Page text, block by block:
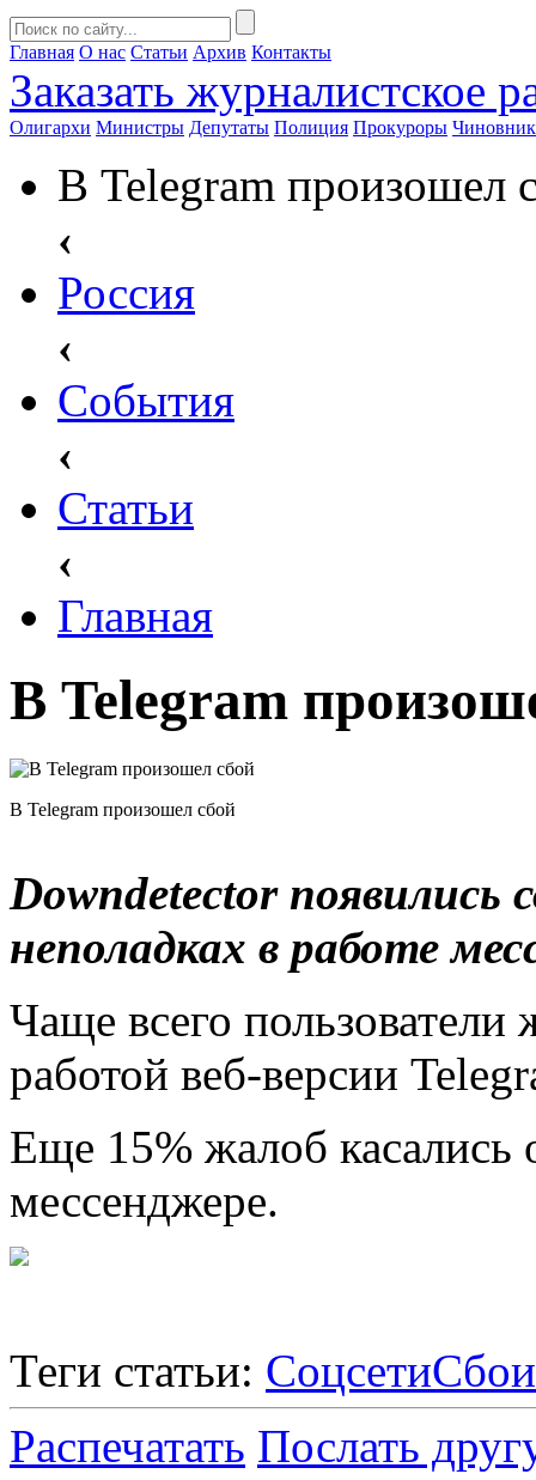
Главная О нас Статьи Архив Контакты
Заказать журналистское
Олигархи Министры Депутаты Полиция Прокуроры
В Telegram произошел
‹
Россия
‹
События
‹
Статьи
‹
Главная
В Telegram
В Telegram произошел сбой
Downdetector появились
неполадках в работе
Чаще всего
работой веб-версии
Еще 15% жалоб касались
мессенджере.
Теги статьи: СоцсетиСбои
Распечатать Послать